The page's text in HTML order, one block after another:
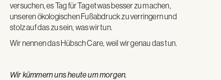
versuchen, es Tag für Tag etwas besser zu machen,
unseren ökologischen Fußabdruck zu verringern und
stolz auf das zu sein, was wir tun.
Wir nennen das Hübsch Care, weil wir genau das tun.
Wir kümmern uns heute um morgen.